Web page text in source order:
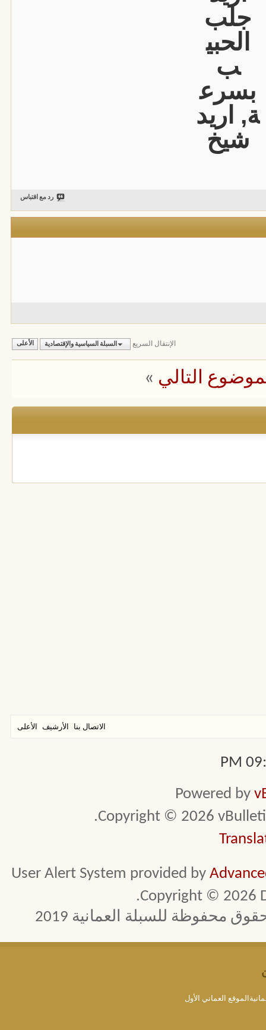
جلب
الحبي
ب
بسرع
ة, اريد
شيخ
رد مع اقتباس
الإنتقال السريع السبلة السياسية والإقتصادية الأعلى
التالي »
الاتصال بنا الأرشيف الأعلى
Powered by
Copyright © 2026
User Alert System provided by
Copyright © 2026
محفوظة للسبلة العمانية 2019
العماني الأول